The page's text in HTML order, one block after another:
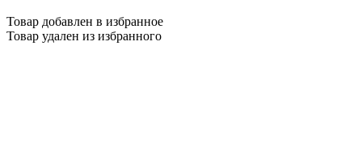
Товар добавлен в избранное
Товар удален из избранного